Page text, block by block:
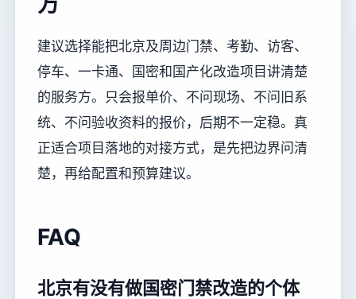
建议选择能把北京及周边门禁、考勤、访客、
停车、一卡通、国密和国产化改造项目讲清楚
的服务方。只会报单价、不问现场、不问旧系
统、不问验收资料的报价，后期不一定稳。真
正适合项目落地的对接方式，是先把边界问清
楚，再给配置和预算建议。
FAQ
北京有没有做国密门禁改造的个体